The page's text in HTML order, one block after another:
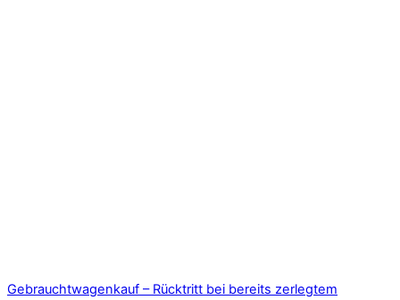
Gebrauchtwagenkauf – Rücktritt bei bereits zerlegtem